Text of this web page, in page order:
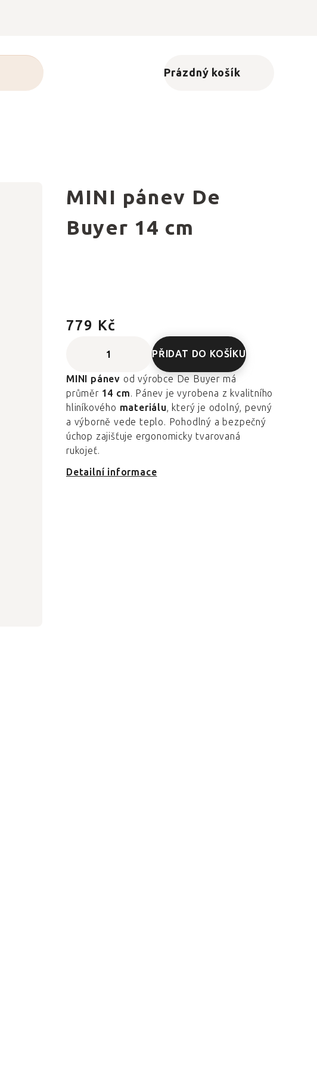
Nákupní košík
Prázdný košík
MINI pánev De
Buyer 14 cm
779 Kč
PŘIDAT DO KOŠÍKU
MINI pánev od výrobce De Buyer má
průměr14 cm. Pánev je vyrobena z kvalitního
hliníkového materiálu, který je odolný, pevný
a výborně vede teplo. Pohodlný a bezpečný
úchop zajišťuje ergonomicky tvarovaná
rukojeť.
Detailní informace